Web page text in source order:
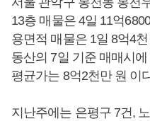
13층 매물은 4일 11억
용면적 매물은 1일 8억4
동산의 7일 기준 매매시
평균가는 8억2천만 원 이
지난주에는 은평구 7건,